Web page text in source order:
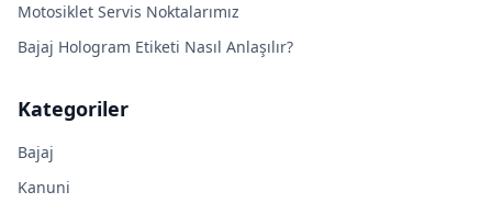
Motosiklet Servis Noktalarımız
Bajaj Hologram Etiketi Nasıl Anlaşılır?
Kategoriler
Bajaj
Kanuni